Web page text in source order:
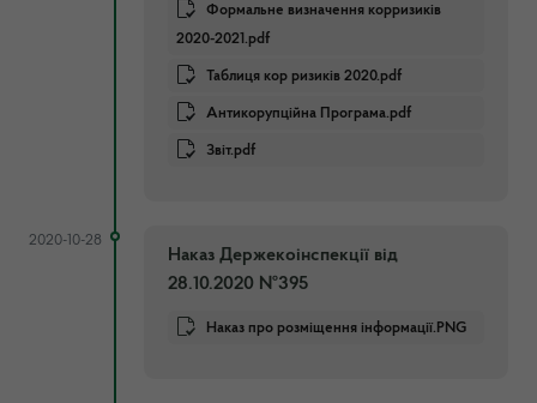
Формальне визначення корризиків
2020-2021.pdf
Таблиця кор ризиків 2020.pdf
Антикорупційна Програма.pdf
Звіт.pdf
2020-10-28
Наказ Держекоінспекції від
28.10.2020 №395
Наказ про розміщення інформації.PNG